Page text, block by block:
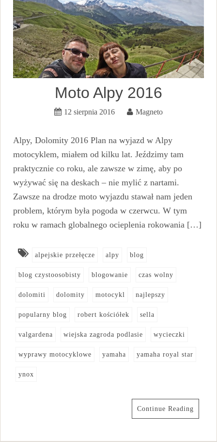
Moto Alpy 2016
12 sierpnia 2016 Magneto
Alpy, Dolomity 2016 Plan na wyjazd w Alpy
motocyklem, miałem od kilku lat. Jeździmy tam
praktycznie co roku, ale zawsze w zimę, aby po
wyżywać się na deskach – nie mylić z nartami.
Zawsze na drodze moto wyjazdu stawał nam jeden
problem, którym była pogoda w czerwcu. W tym
roku w ramach globalnego ocieplenia rokowania […]
alpejskie przełęcze alpy blog
blog czystoosobisty blogowanie czas wolny
dolomiti dolomity motocykl najlepszy
popularny blog robert kościółek sella
valgardena wiejska zagroda podlasie wycieczki
wyprawy motocyklowe yamaha yamaha royal star
ynox
Continue Reading